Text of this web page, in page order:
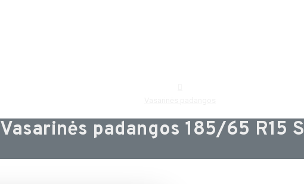
Vasarinės padangos 185/65 R15